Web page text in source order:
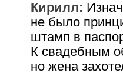
Кирилл:
не было
штамп в
К свадебным
но жена